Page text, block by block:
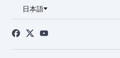
お問い合わせ
アフィリエイト